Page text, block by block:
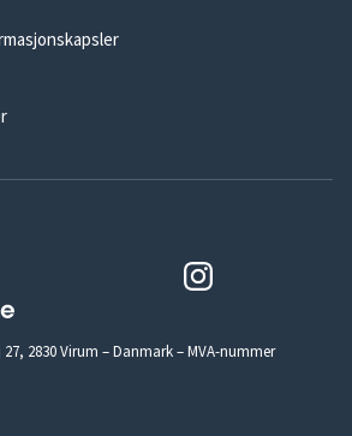
2830 Virum – Danmark – MVA-nummer